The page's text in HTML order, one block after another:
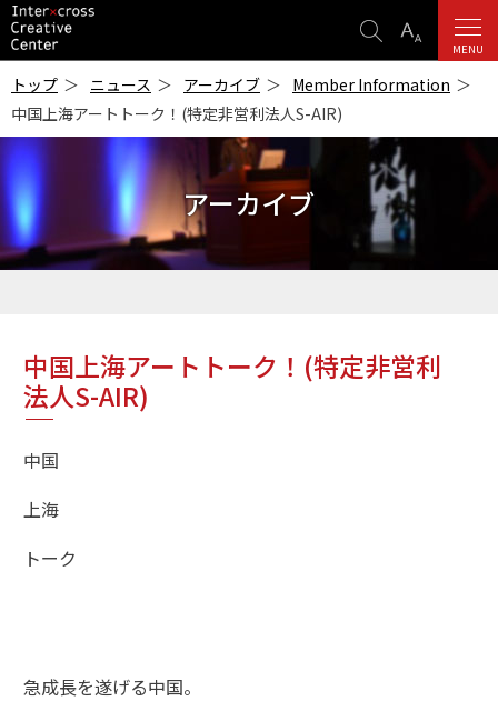
ICC
-インターク
ロス・クリエ
イティブ・セ
ンター-
検
表
設
MENU
トップ ニュース アーカイブ
Member Information
中国上海アートトーク！(特定非営利法人S-AIR)
アーカイブ
中国上海アートトーク！(特定非営利
法人S-AIR)
中国
上海
トーク
急成長を遂げる中国。